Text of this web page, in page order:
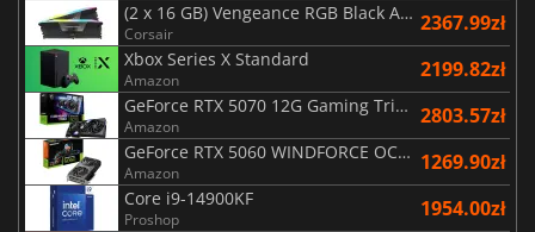
(2 x 16 GB) Vengeance RGB Black AMD Expo 6000 MHz - CAS 30
Corsair 2367.99zł
Xbox Series X Standard
Amazon 2199.82zł
GeForce RTX 5070 12G Gaming Trio OC Black
Amazon 2803.57zł
GeForce RTX 5060 WINDFORCE OC 8G
Amazon 1269.90zł
Core i9-14900KF
Proshop 1954.00zł